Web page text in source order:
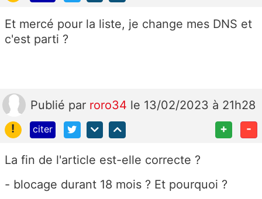
Et mercé pour la liste, je change mes DNS et
c'est parti ?
Publié par roro34 le 13/02/2023 à 21h28
!
citer + -
La fin de l'article est-elle correcte ?
- blocage durant 18 mois ? Et pourquoi ?